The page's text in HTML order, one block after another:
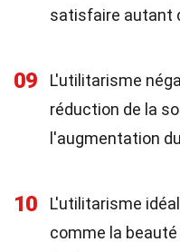
satisfaire autant
09
L'utilitarisme
réduction de la
l'augmentation
10
L'utilitarisme
comme la